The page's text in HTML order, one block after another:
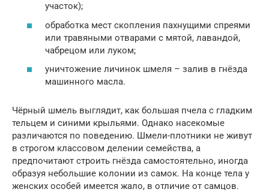
участок);
обработка мест скопления пахнущими спреями
или травяными отварами с мятой, лавандой,
чабрецом или луком;
уничтожение личинок шмеля – залив в гнёзда
машинного масла.
Чёрный шмель выглядит, как большая пчела с гладким
тельцем и синими крыльями. Однако насекомые
различаются по поведению. Шмели-плотники не живут
в строгом классовом делении семейства, а
предпочитают строить гнёзда самостоятельно, иногда
образуя небольшие колонии из самок. На конце тела у
женских особей имеется жало, в отличие от самцов.